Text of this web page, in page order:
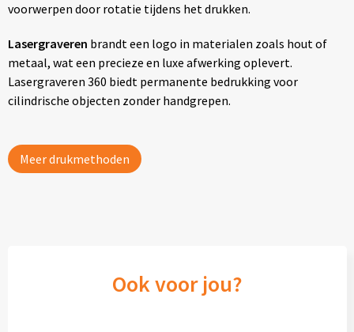
voorwerpen door rotatie tijdens het drukken.
Lasergraveren brandt een logo in materialen zoals hout of
metaal, wat een precieze en luxe afwerking oplevert.
Lasergraveren 360 biedt permanente bedrukking voor
cilindrische objecten zonder handgrepen.
Meer drukmethoden
Ook voor jou?